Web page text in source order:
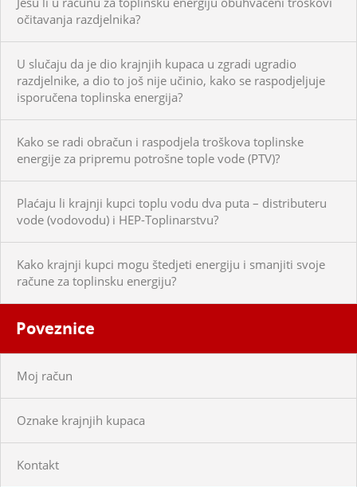
očitavanja razdjelnika?
U slučaju da je dio krajnjih kupaca u zgradi ugradio
razdjelnike, a dio to još nije učinio, kako se raspodjeljuje
isporučena toplinska energija?
Kako se radi obračun i raspodjela troškova toplinske
energije za pripremu potrošne tople vode (PTV)?
Plaćaju li krajnji kupci toplu vodu dva puta – distributeru
vode (vodovodu) i HEP-Toplinarstvu?
Kako krajnji kupci mogu štedjeti energiju i smanjiti svoje
račune za toplinsku energiju?
Poveznice
Moj račun
Oznake krajnjih kupaca
Kontakt